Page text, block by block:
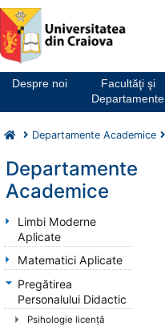
Notă:
Acest
website
un
sistem
accesibilitate.
Despre noi
Facultăţi şi
Departamente
Departamente Academice
Departamente
Academice
Limbi Moderne
Aplicate
Matematici Aplicate
Pregătirea
Personalului Didactic
Psihologie licenţă